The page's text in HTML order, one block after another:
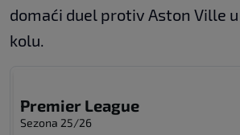
domaći duel protiv Aston Ville
kolu.
Premier League
Sezona 25/26